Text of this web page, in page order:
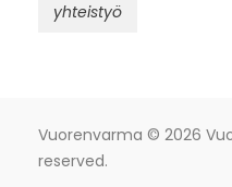
yhteistyö
Vuorenvarma © 2026
reserved.